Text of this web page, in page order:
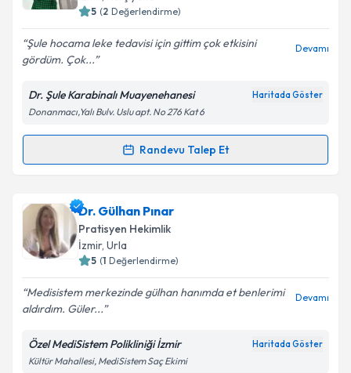
Kişisel verilerimin işlenmesine ilişkin
Aydınlatma
Metni'ni okudum ve kişisel verilerimin belirtilen
kapsamda işlenmesini kabul ediyorum.
5 (2 Değerlendirme)
Şule hocama leke tedavisi için gittim çok etkisini
gördüm. Çok...
Devamı
Dr. Şule Karabinalı Muayenehanesi Haritada Göster
Donanmacı,Yalı Bulv. Uslu apt. No 276 Kat 6
Randevu Talep Et
Randevu Takvimi Talebi
Dr. Şule Karabinalıiçin randevu takvimi talebi
oluşturun. Size bu uzmandan randevu almanız için bir
takvim hazırlandığında e-posta ile bilgilendireceğiz.
Kişisel verilerimin işlenmesine ilişkin
Aydınlatma
Metni'ni okudum ve kişisel verilerimin belirtilen
Dr. Gülhan Pınar
Pratisyen Hekimlik
İzmir, Urla
5 (1 Değerlendirme)
Medisistem merkezinde gülhan hanımda et benlerimi
aldırdım. Güler...
Devamı
Özel MediSistem Polikliniği İzmir Haritada Göster
Kültür Mahallesi, MediSistem Saç Ekimi